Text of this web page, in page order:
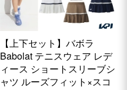
【上下セット】バボラ
Babolat テニスウェア レデ
ィース ショートスリーブシ
ャツ ルーズフィット×スコ